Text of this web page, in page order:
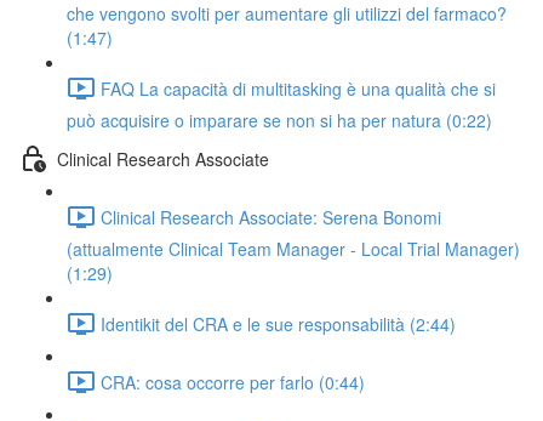
che vengono svolti per aumentare gli utilizzi del farmaco?
(1:47)
FAQ La capacità di multitasking è una qualità che si
può acquisire o imparare se non si ha per natura (0:22)
Clinical Research Associate
Clinical Research Associate: Serena Bonomi
(attualmente Clinical Team Manager - Local Trial Manager)
(1:29)
Identikit del CRA e le sue responsabilità (2:44)
CRA: cosa occorre per farlo (0:44)